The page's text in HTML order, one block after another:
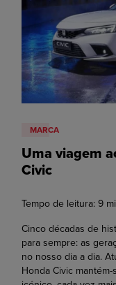
MARCA
Uma viagem
Civic
Tempo de leitura: 9
Cinco décadas de
para sempre: as
no nosso dia a dia.
Honda Civic